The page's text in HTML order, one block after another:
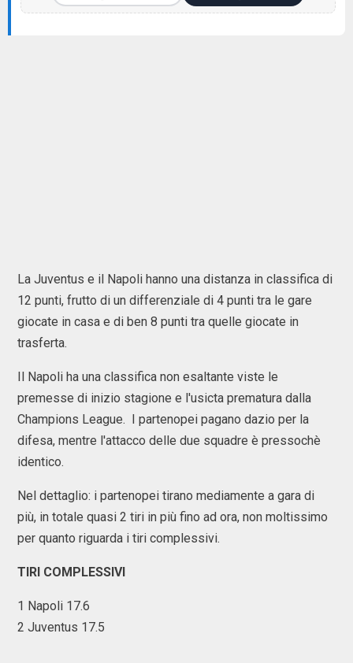
La Juventus e il Napoli hanno una distanza in classifica di
12 punti, frutto di un differenziale di 4 punti tra le gare
giocate in casa e di ben 8 punti tra quelle giocate in
trasferta.
Il Napoli ha una classifica non esaltante viste le
premesse di inizio stagione e l'usicta prematura dalla
Champions League. I partenopei pagano dazio per la
difesa, mentre l'attacco delle due squadre è pressochè
identico.
Nel dettaglio: i partenopei tirano mediamente a gara di
più, in totale quasi 2 tiri in più fino ad ora, non moltissimo
per quanto riguarda i tiri complessivi.
TIRI COMPLESSIVI
1 Napoli 17.6
2 Juventus 17.5